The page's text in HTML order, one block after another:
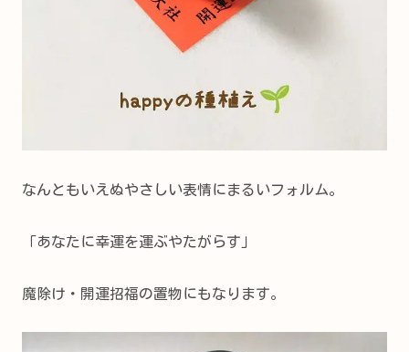
なんともいえぬやさしい表情にまるいフォルム。
「あなたに幸運を運ぶやたがらす」
魔除け・開運招福の置物にもなります。